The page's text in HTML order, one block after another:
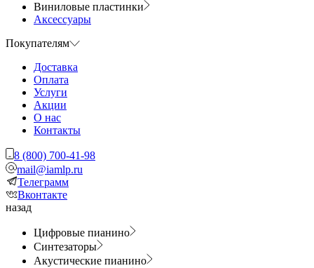
Виниловые пластинки
Аксессуары
Покупателям
Доставка
Оплата
Услуги
Акции
О нас
Контакты
8 (800) 700-41-98
mail@iamlp.ru
Телеграмм
Вконтакте
назад
Цифровые пианино
Синтезаторы
Акустические пианино